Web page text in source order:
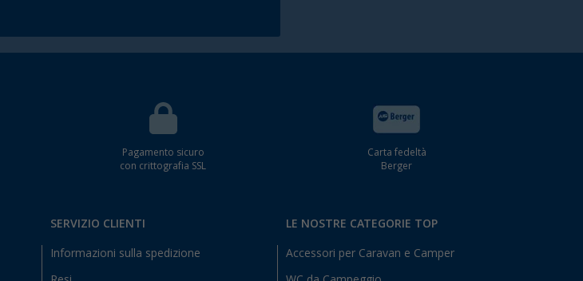
Pagamento sicuro
con crittografia SSL
Carta fedeltà
Berger
SERVIZIO CLIENTI
Informazioni sulla spedizione
LE NOSTRE CATEGORIE TOP
Accessori per Caravan e Camper